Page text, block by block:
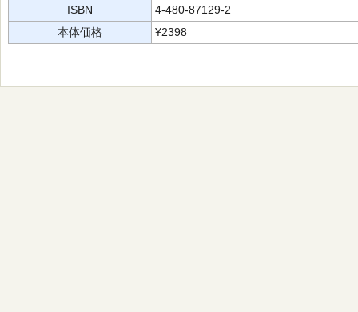
ISBN
4-480-87129-2
本体価格
¥2398